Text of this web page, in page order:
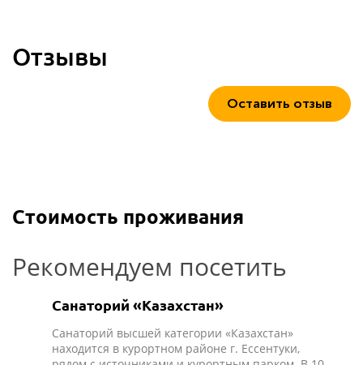
Отзывы
Оставить отзыв
Стоимость проживания
Рекомендуем посетить
Санаторий «Казахстан»
Санаторий высшей категории «Казахстан»
находится в курортном районе г. Ессентуки,